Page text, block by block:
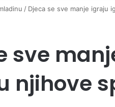
/ Djeca se sve manje igraju
sve
njihove